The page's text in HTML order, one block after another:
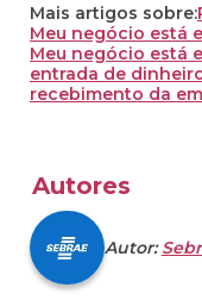
Mais artigos sobre:
Meu negócio está
Meu negócio está
entrada de
recebimento da
Autores
Autor: